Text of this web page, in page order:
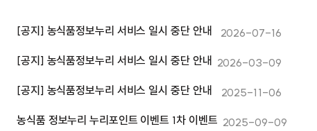
[공지] 농식품정보누리 서비스 일시 중단 안내
2026-07-16
[공지] 농식품정보누리 서비스 일시 중단 안내 2026-03-09
[공지] 농식품정보누리 서비스 일시 중단 안내
2025-11-06
농식품 정보누리 누리포인트 이벤트 1차 이벤트 2025-09-09